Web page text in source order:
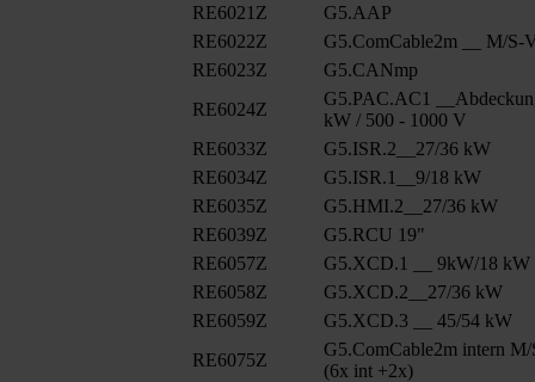
RE6021Z
G5.AAP
RE6022Z
G5.ComCable2m __ M/S-
RE6023Z
G5.CANmp
RE6024Z
G5.PAC.AC1
kW / 500 - 1000 V
RE6033Z
G5.ISR.2__27/36 kW
RE6034Z
G5.ISR.1__9/18 kW
RE6035Z
G5.HMI.2__27/36 kW
RE6039Z
G5.RCU 19"
RE6057Z
G5.XCD.1 __ 9kW/18 kW
RE6058Z
G5.XCD.2__27/36 kW
RE6059Z
G5.XCD.3 __ 45/54 kW
RE6075Z
G5.ComCable2m intern
(6x int +2x)